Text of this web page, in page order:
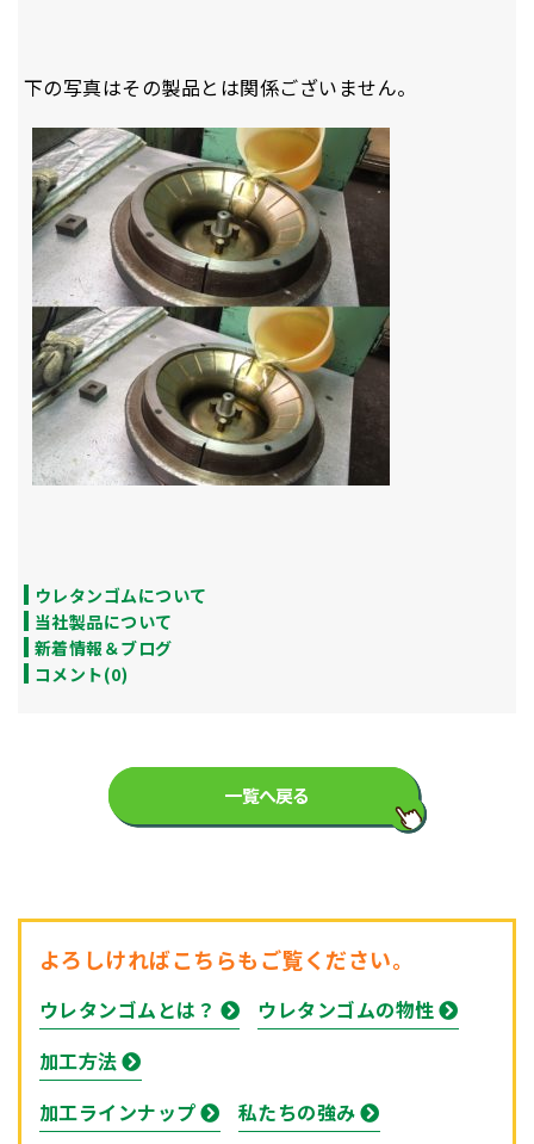
下の写真はその製品とは関係ございません。
ウレタンゴムについて
当社製品について
新着情報＆ブログ
コメント(0)
一覧へ戻る
よろしければこちらもご覧ください。
ウレタンゴムとは？
ウレタンゴムの物性
加工方法
加工ラインナップ
私たちの強み